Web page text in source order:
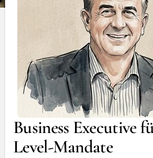
Business Executive
Level-Mandate